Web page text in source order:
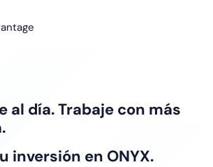
al día. Trabaje con más
inversión en ONYX.